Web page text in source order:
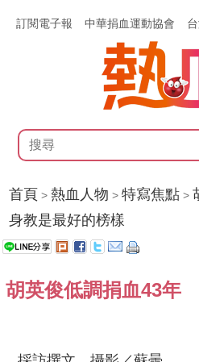
訂閱電子報 中華捐血運動協會
首頁 >熱血人物 >特寫焦點 >
身教是最好的榜樣
胡英俊低調捐血43年